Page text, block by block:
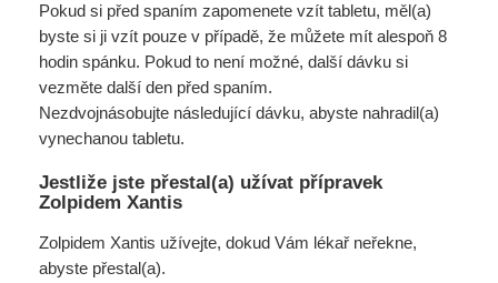
Pokud si před spaním zapomenete vzít tabletu, měl(a)
byste si ji vzít pouze v případě, že můžete mít alespoň 8
hodin spánku. Pokud to není možné, další dávku si
vezměte další den před spaním.
Nezdvojnásobujte následující dávku, abyste nahradil(a)
vynechanou tabletu.
Jestliže jste přestal(a) užívat přípravek
Zolpidem Xantis
Zolpidem Xantis užívejte, dokud Vám lékař neřekne,
abyste přestal(a).